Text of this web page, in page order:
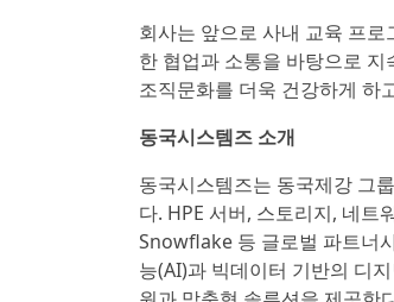
회사는 앞으로 사내 교육 프
한 협업과 소통을 바탕으로
조직문화를 더욱 건강하게 하
동국시스템즈 소개
동국시스템즈는 동국제강 그
다. HPE 서버, 스토리지, 네
Snowflake 등 글로벌 파트너
능(AI)과 빅데이터 기반의 디